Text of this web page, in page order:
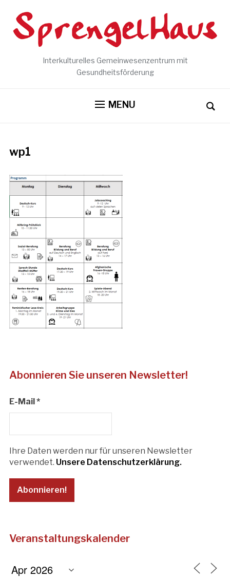
Interkulturelles Gemeinwesenzentrum mit
Gesundheitsförderung
MENU
wp1
Abonnieren Sie unseren Newsletter!
E-Mail*
Ihre Daten werden nur für unseren Newsletter
verwendet. Unsere Datenschutzerklärung.
Veranstaltungskalender